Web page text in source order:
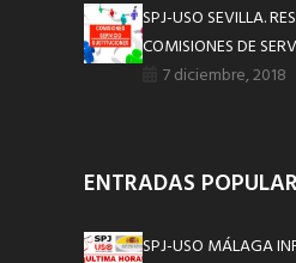
SPJ-USO SEVILLA.
COMISIONES DE
7 diciembre, 2018
ENTRADAS
SPJ-USO MÁLAGA